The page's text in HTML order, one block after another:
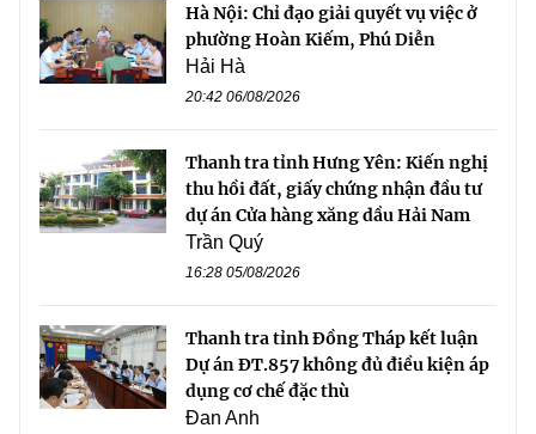
Hà Nội: Chỉ đạo giải quyết vụ việc ở
phường Hoàn Kiếm, Phú Diễn
Hải Hà
20:42 06/08/2026
Thanh tra tỉnh Hưng Yên: Kiến nghị
thu hồi đất, giấy chứng nhận đầu tư
dự án Cửa hàng xăng dầu Hải Nam
Trần Quý
16:28 05/08/2026
Thanh tra tỉnh Đồng Tháp kết luận
Dự án ĐT.857 không đủ điều kiện áp
dụng cơ chế đặc thù
Đan Anh